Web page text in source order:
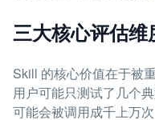
三大核心评估维
Skill 的核心价值在于被
用户可能只测试了几个
可能会被调用成千上万